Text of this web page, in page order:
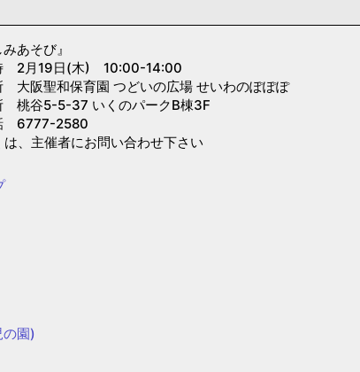
みあそび』
月19日(木) 10:00-14:00
大阪聖和保育園 つどいの広場 せいわのぽぽぽ
谷5-5-37 いくのパークB棟3F
2580
、主催者にお問い合わせ下さい
せ
園)